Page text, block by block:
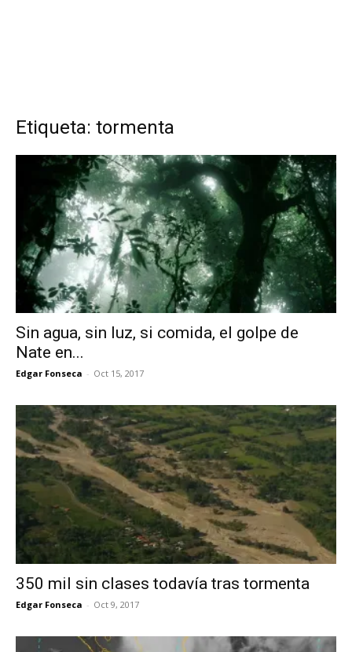
Etiqueta: tormenta
Sin agua, sin luz, si comida, el golpe de
Nate en...
Edgar Fonseca - Oct 15, 2017
350 mil sin clases todavía tras tormenta
Edgar Fonseca - Oct 9, 2017